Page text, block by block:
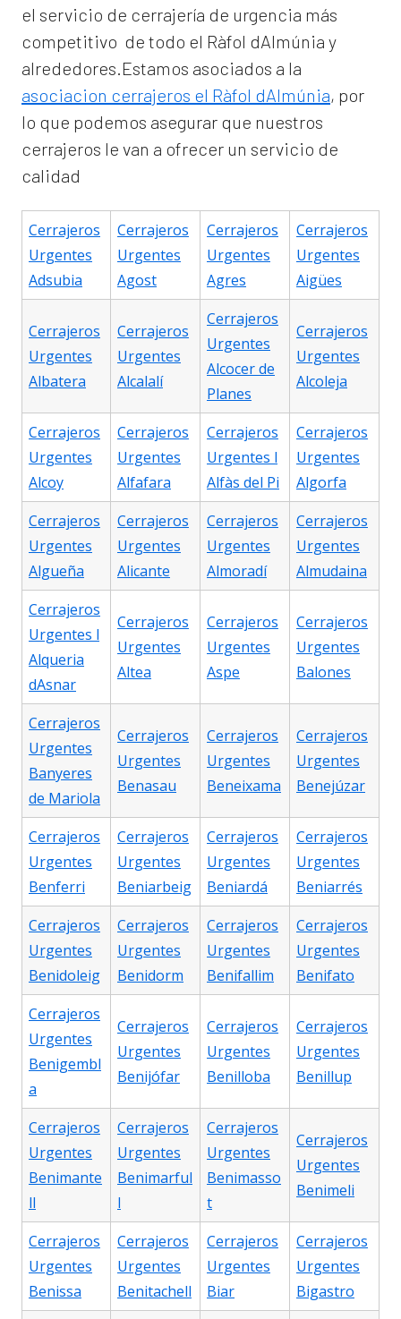
el servicio de cerrajería de urgencia más
competitivo de todo el Ràfol dAlmúnia y
alrededores.Estamos asociados a la
asociacion cerrajeros el Ràfol dAlmúnia, por
lo que podemos asegurar que nuestros
cerrajeros le van a ofrecer un servicio de
calidad
Cerrajeros
Urgentes
Adsubia
Cerrajeros
Urgentes
Agost
Cerrajeros
Urgentes
Agres
Cerrajeros
Urgentes
Aigües
Cerrajeros
Urgentes
Albatera
Cerrajeros
Urgentes
Alcalalí
Cerrajeros
Urgentes
Alcocer de
Planes
Cerrajeros
Urgentes
Alcoleja
Cerrajeros
Urgentes
Alcoy
Cerrajeros
Urgentes
Alfafara
Cerrajeros
Urgentes l
Alfàs del Pi
Cerrajeros
Urgentes
Algorfa
Cerrajeros
Urgentes
Algueña
Cerrajeros
Urgentes
Alicante
Cerrajeros
Urgentes
Almoradí
Cerrajeros
Urgentes
Almudaina
Cerrajeros
Urgentes l
Alqueria
dAsnar
Cerrajeros
Urgentes
Altea
Cerrajeros
Urgentes
Aspe
Cerrajeros
Urgentes
Balones
Cerrajeros
Urgentes
Banyeres
de Mariola
Cerrajeros
Urgentes
Benasau
Cerrajeros
Urgentes
Beneixama
Cerrajeros
Urgentes
Benejúzar
Cerrajeros
Urgentes
Benferri
Cerrajeros
Urgentes
Beniarbeig
Cerrajeros
Urgentes
Beniardá
Cerrajeros
Urgentes
Beniarrés
Cerrajeros
Urgentes
Benidoleig
Cerrajeros
Urgentes
Benidorm
Cerrajeros
Urgentes
Benifallim
Cerrajeros
Urgentes
Benifato
Cerrajeros
Urgentes
Benigembl
a
Cerrajeros
Urgentes
Benijófar
Cerrajeros
Urgentes
Benilloba
Cerrajeros
Urgentes
Benillup
Cerrajeros
Urgentes
Benimante
ll
Cerrajeros
Urgentes
Benimarful
l
Cerrajeros
Urgentes
Benimasso
t
Cerrajeros
Urgentes
Benimeli
Cerrajeros
Urgentes
Benissa
Cerrajeros
Urgentes
Benitachell
Cerrajeros
Urgentes
Biar
Cerrajeros
Urgentes
Bigastro